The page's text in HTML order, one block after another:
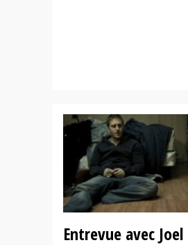
Entrevue avec Joel